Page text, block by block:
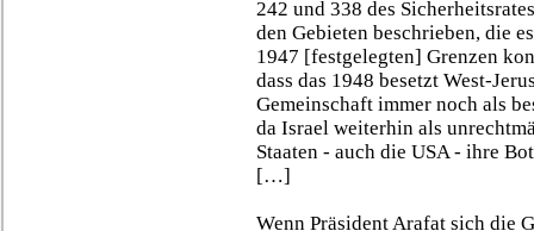
242 und 338 des
den Gebieten beschrieben, die
1947 [festgelegten] Grenzen
dass das 1948 besetzt West-
Gemeinschaft immer noch als
da Israel weiterhin als
Staaten - auch die USA - ihre
[…]
Wenn Präsident Arafat sich die